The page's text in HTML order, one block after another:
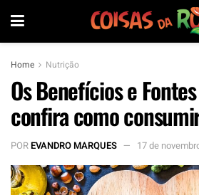
Home Nutrição
Os Benefícios e
confira como
POREVANDRO MARQUES 17 de